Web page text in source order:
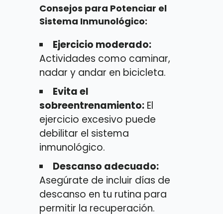
Consejos para Potenciar el
Sistema Inmunológico:
Ejercicio moderado:
Actividades como caminar,
nadar y andar en bicicleta.
Evita el
sobreentrenamiento: El
ejercicio excesivo puede
debilitar el sistema
inmunológico.
Descanso adecuado:
Asegúrate de incluir días de
descanso en tu rutina para
permitir la recuperación.